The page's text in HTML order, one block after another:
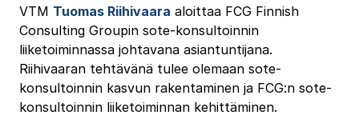
VTM Tuomas Riihivaara aloittaa FCG Finnish
Consulting Groupin sote-konsultoinnin
liiketoiminnassa johtavana asiantuntijana.
Riihivaaran tehtävänä tulee olemaan sote-
konsultoinnin kasvun rakentaminen ja FCG:n sote-
konsultoinnin liiketoiminnan kehittäminen.